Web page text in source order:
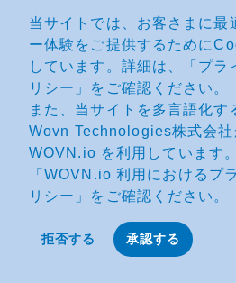
当サイトでは、お客さまに最
ー体験をご提供するために
しています。詳細は、「 プラ
リシー 」をご確認ください。
また、当サイトを多言語化す
Wovn Technologies株式会社
WOVN.io を利用しています
「WOVN.io 利用におけるプ
リシー 」をご確認ください。
拒否する 承認する
お問い合せ
よくあるお問い合わせFAQ
SDSダ
製品・サービスに関する重要な
お知らせ
その他
サイトマップ
© NTT